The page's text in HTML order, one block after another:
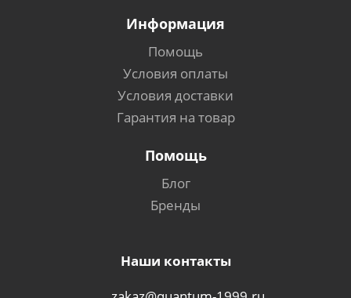
Информация
Помощь
Условия оплаты
Условия доставки
Гарантия на товар
Помощь
Блог
Бренды
Наши контакты